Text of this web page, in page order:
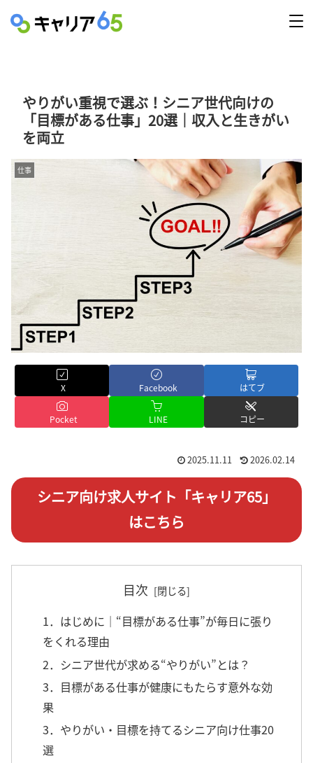
やりがい重視で選ぶ！シニア世代向けの
「目標がある仕事」20選｜収入と生きがい
を両立
仕事
X Facebook はてブ
Pocket LINE コピー
2025.11.11 2026.02.14
シニア向け求人サイト「キャリア65」
はこちら
目次
1．はじめに｜“目標がある仕事”が毎日に張り
をくれる理由
2．シニア世代が求める“やりがい”とは？
3．目標がある仕事が健康にもたらす意外な効
果
3．やりがい・目標を持てるシニア向け仕事20
選